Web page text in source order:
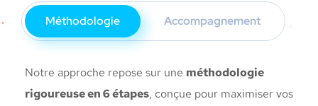
Méthodologie Accompagnement
Notre approche repose sur une méthodologie
rigoureuse en 6 étapes, conçue pour maximiser vos